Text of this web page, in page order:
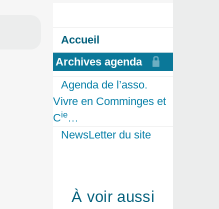
Accueil
Archives agenda
Agenda de l’asso.
Vivre en Comminges et
Cie…
NewsLetter du site
À voir aussi